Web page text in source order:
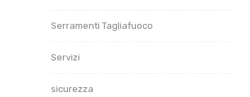
Serramenti Tagliafuoco
Servizi
sicurezza